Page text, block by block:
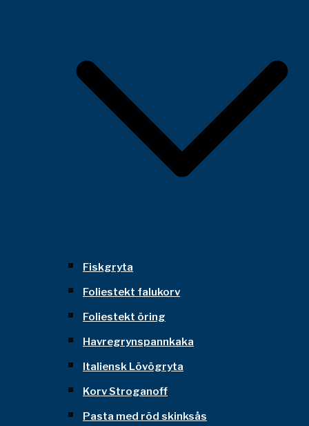
Fiskgryta
Foliestekt falukorv
Foliestekt öring
Havregrynspannkaka
Italiensk Lövögryta
Korv Stroganoff
Pasta med röd skinksås